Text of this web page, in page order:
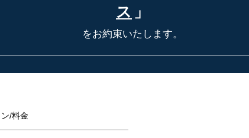
ス 」
をお約束いたします。
/料金